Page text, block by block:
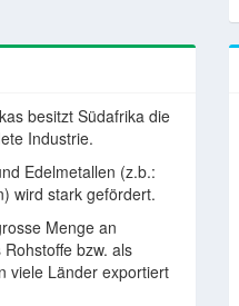
besitzt Südafrika die
Industrie.
Edelmetallen (z.b.:
wird stark gefördert.
Menge an
bzw. als
viele Länder exportiert